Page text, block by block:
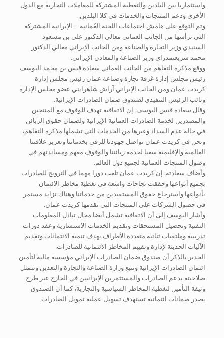
واستثماريا بين البلدين والتغطية المشتركة للمعاملات التجارية مع الدول
الأخرى ودعم المنتجات والخدمات في كلا البلدين.
وتم التوقع على هامش اجتماعات اللجنة العُمانية – الإيرانية المشتركة
التي ترأسها من الجانب العماني معالي الدكتور علي بن مسعود
السنيدي وزير التجارة والصناعة ومن الجانب الإيراني معالي الدكتور
محمد شريعتمدراي وزير الصناعة والمعادن الإيراني.
ووقع مذكرة التفاهم من الجانب العماني سعادة قيس بن محمد اليوسف
رئيس مجلس إدارة غرفة تجارة وصناعة عمان رئيس مجلس إدارة
كريدت عمان ومن الجانب الإيراني آراش شاهرايني عضو مجلس الإدارة
ونائب الرئيس التنفيذي لصندوق ضمان الصادرات الإيرانية.
وقال سعادة قيس اليوسف: إن الاتفاقية تهدف للوقوف مع المنتجين
والمصدرين لخدمة الصادرات العمانية الإيرانية ولضمان حقوق الزبائن
في حالة عدم السداد وغيرها من الخدمات التي تشملها مذكرة التفاهم،
ونحن في كريدت عمان نواصل جهودنا للرقي بخدماتنا وتعزيز علاقتنا
العالمية والإقليمية سعيا لخدمة زبائننا والوقوف معهم ومساندتهم في
وصول المنتجات العمانية لجميع دول العالم.
وأضاف سعادته: إن كريدت عمان تلعب دورا مهما في الترويج للصادرات
بجميع أنواعها وحققت نجاحات واسعة في تغطية مخاطر الائتمان
بأنواعها واسترجاع حقوق المستفيدين من خدماتنا وهناك تزايد مستمر
في حصول الشركات على المنتجات التي تقدمها كريدت عمان.
وأشار اليوسف إلى أن الاتفاقية تشمل أيضا مجال تبادل المعلومات
التقنية وتحصيل المستحقات وتقديم الخدمات الاستشارية وعقد دورات
تدريبية وملتقيات ثنائية متعددة الأطراف بهدف تنمية الائتمانات وتقديم
الآليات الحديثة لإدارة وتقييم المخاطر الائتمانية للصادرات.
الجدير بالذكر أن صندوق ضمان الصادرات الإيراني مؤسسة مالية لتأمين
ائتمان الصادرات الإيرانية وتتبع وزارة الصناعة والتجارة والتعدين وتتمثل
صلاحيته بدعم الصادرات والمستثمرين الإيرانيين في الخارج عبر طرح
وثيقة التأمين لتغطية المخاطر السياسية والتجارية، كما أن الصندوق
يصدر ضمانات ائتمانية تستهدف تسهيل عملية تمويل الصادرات.